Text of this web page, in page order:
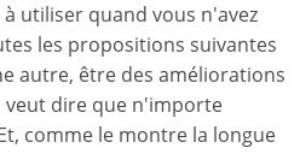
à utiliser quand vous n'avez
les propositions suivantes
autre, être des améliorations
veut dire que n'importe
comme le montre la longue